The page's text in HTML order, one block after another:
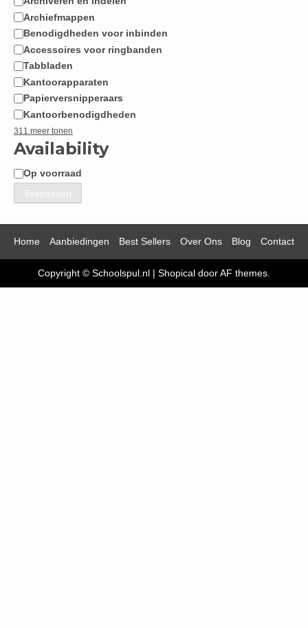
Archiefmappen
Benodigdheden voor inbinden
Accessoires voor ringbanden
Tabbladen
Kantoorapparaten
Papierversnipperaars
Kantoorbenodigdheden
311 meer tonen
Availability
Beschikbaarheid
Op voorraad
Toepassen
Home Aanbiedingen Best Sellers Over Ons Blog Contact
Copyright © Schoolspul.nl | Shopical door AF themes.